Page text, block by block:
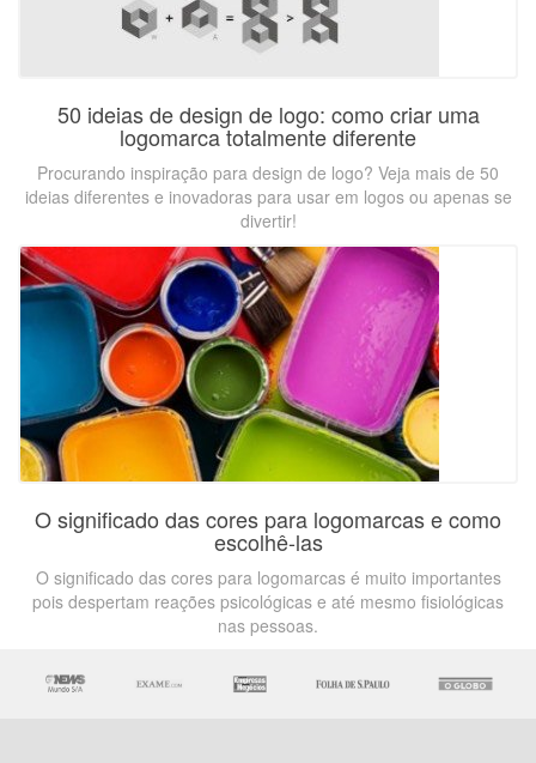
50 ideias de design de logo: como criar uma
logomarca totalmente diferente
Procurando inspiração para design de logo? Veja mais de 50
ideias diferentes e inovadoras para usar em logos ou apenas se
divertir!
O significado das cores para logomarcas e como
escolhê-las
O significado das cores para logomarcas é muito importantes
pois despertam reações psicológicas e até mesmo fisiológicas
nas pessoas.